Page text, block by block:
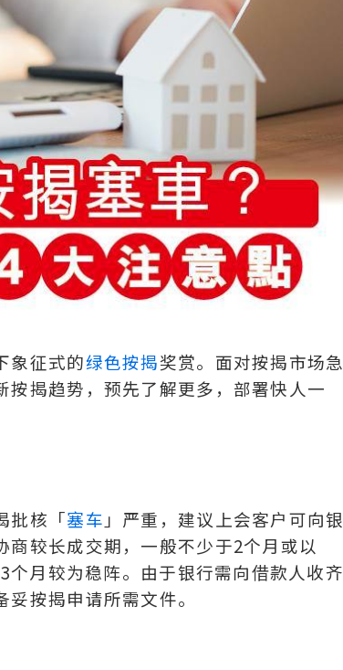
象征式的绿色按揭奖赏。面对按揭市场急
揭趋势，预先了解更多，部署快人一
批核「塞车 」严重，建议上会客户可向银
较长成交期，一般不少于2个月或以
个月较为稳阵。由于银行需向借款人收齐
按揭申请所需文件。